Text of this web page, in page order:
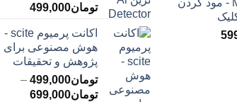
Modengine - مود کردن
تومان499,000محدوده
تا
تومان499,000
اکانت پرمیوم scite -
هوش مصنوعی برای
پژوهش و تحقیقات
تومان499,000
–
تومان699,000محدوده